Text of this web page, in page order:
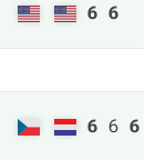
6 6
6 6 6